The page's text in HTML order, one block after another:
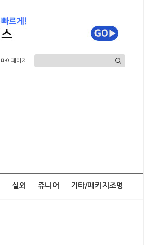
마이페이지
실외 쥬니어 기타/패키지조명